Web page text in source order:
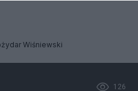
Wiśniewski
126